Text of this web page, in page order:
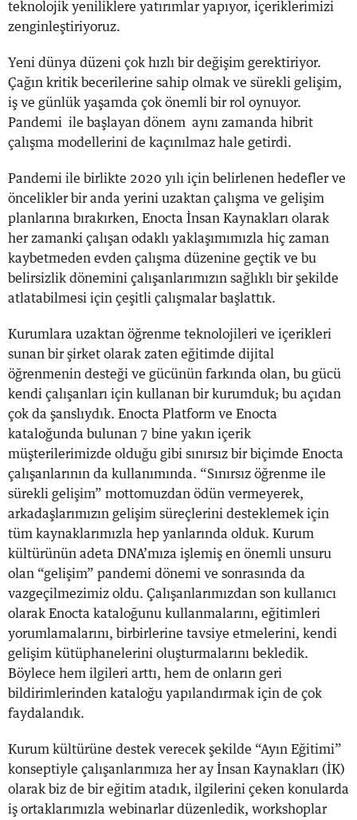
teknolojik yeniliklere yatırımlar yapıyor, içeriklerimizi
zenginleştiriyoruz.
Yeni dünya düzeni çok hızlı bir değişim gerektiriyor.
Çağın kritik becerilerine sahip olmak ve sürekli gelişim,
iş ve günlük yaşamda çok önemli bir rol oynuyor.
Pandemi ile başlayan dönem aynı zamanda hibrit
çalışma modellerini de kaçınılmaz hale getirdi.
Pandemi ile birlikte 2020 yılı için belirlenen hedefler ve
öncelikler bir anda yerini uzaktan çalışma ve gelişim
planlarına bırakırken, Enocta İnsan Kaynakları olarak
her zamanki çalışan odaklı yaklaşımımızla hiç zaman
kaybetmeden evden çalışma düzenine geçtik ve bu
belirsizlik dönemini çalışanlarımızın sağlıklı bir şekilde
atlatabilmesi için çeşitli çalışmalar başlattık.
Kurumlara uzaktan öğrenme teknolojileri ve içerikleri
sunan bir şirket olarak zaten eğitimde dijital
öğrenmenin desteği ve gücünün farkında olan, bu gücü
kendi çalışanları için kullanan bir kurumduk; bu açıdan
çok da şanslıydık. Enocta Platform ve Enocta
kataloğunda bulunan 7 bine yakın içerik
müşterilerimizde olduğu gibi sınırsız bir biçimde Enocta
çalışanlarının da kullanımında. “Sınırsız öğrenme ile
sürekli gelişim” mottomuzdan ödün vermeyerek,
arkadaşlarımızın gelişim süreçlerini desteklemek için
tüm kaynaklarımızla hep yanlarında olduk. Kurum
kültürünün adeta DNA’mıza işlemiş en önemli unsuru
olan “gelişim” pandemi dönemi ve sonrasında da
vazgeçilmezimiz oldu. Çalışanlarımızdan son kullanıcı
olarak Enocta kataloğunu kullanmalarını, eğitimleri
yorumlamalarını, birbirlerine tavsiye etmelerini, kendi
gelişim kütüphanelerini oluşturmalarını bekledik.
Böylece hem ilgileri arttı, hem de onların geri
bildirimlerinden kataloğu yapılandırmak için de çok
faydalandık.
Kurum kültürüne destek verecek şekilde “Ayın Eğitimi”
konseptiyle çalışanlarımıza her ay İnsan Kaynakları (İK)
olarak biz de bir eğitim atadık, ilgilerini çeken konularda
iş ortaklarımızla webinarlar düzenledik, workshoplar